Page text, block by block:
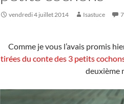
vendredi 4 juillet 2014 Isastuce
Comme je vous l’avais promis
tirées du conte des 3 petits
deuxième